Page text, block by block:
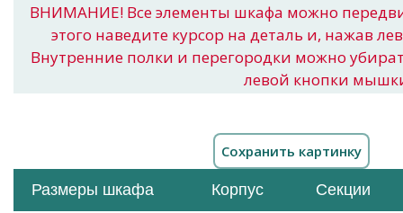
ВНИМАНИЕ! Все элементы шкафа можно
этого наведите курсор на деталь и, нажав
Внутренние полки и перегородки можно
левой кнопки
Размеры шкафа Корпус Секции